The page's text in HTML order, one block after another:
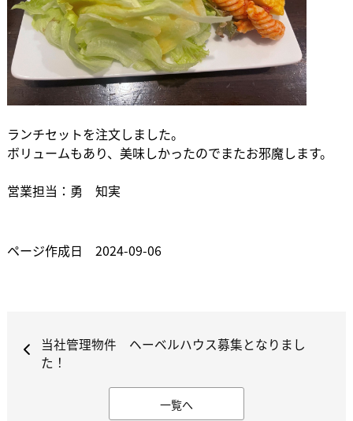
ランチセットを注文しました。
ボリュームもあり、美味しかったのでまたお邪魔します。
営業担当：勇 知実
ページ作成日 2024-09-06
当社管理物件 ヘーベルハウス募集となりまし
た！
一覧へ